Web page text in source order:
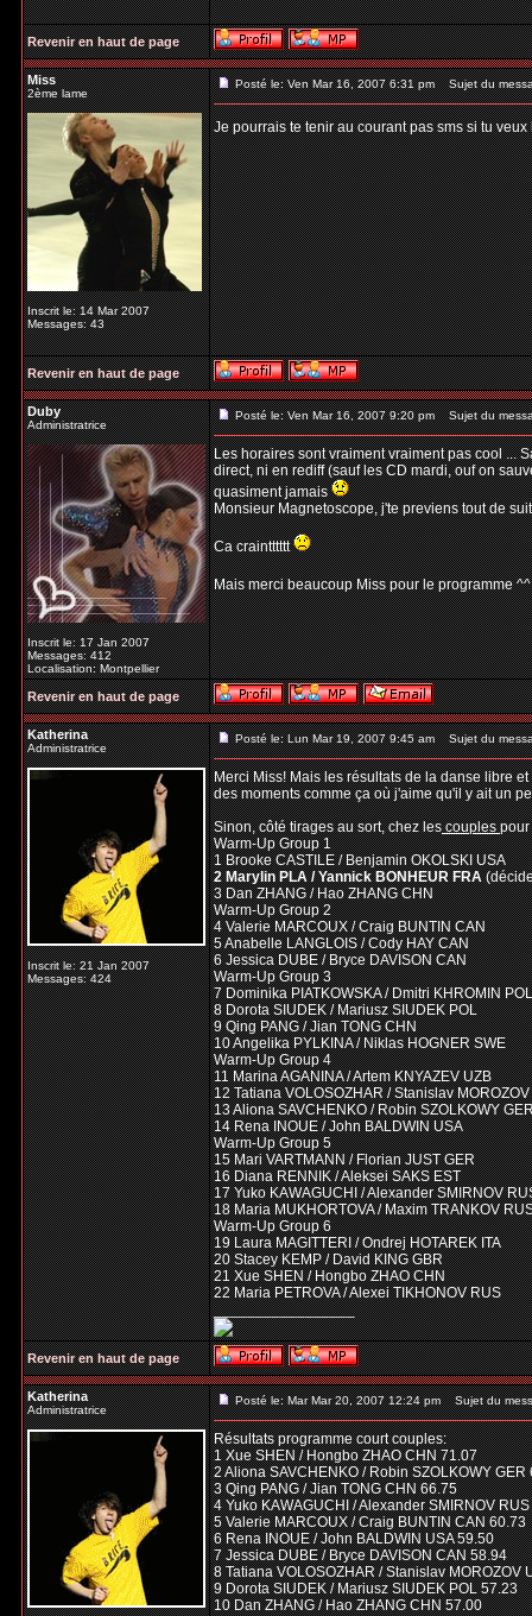
Revenir en haut de page
Miss
2ème lame
Inscrit le: 14 Mar 2007
Messages: 43
Posté le: Ven Mar 16, 2007 6:31 pm Sujet du
Je pourrais te tenir au courant pas sms si tu
Revenir en haut de page
Duby
Administratrice
Inscrit le: 17 Jan 2007
Messages: 412
Localisation: Montpellier
Posté le: Ven Mar 16, 2007 9:20 pm Sujet du
Les horaires sont vraiment vraiment pas cool ...
direct, ni en rediff (sauf les CD mardi, ouf on
quasiment jamais
Monsieur Magnetoscope, j'te previens tout de
Ca craintttttt
Mais merci beaucoup Miss pour le programme
Revenir en haut de page
Katherina
Administratrice
Inscrit le: 21 Jan 2007
Messages: 424
Posté le: Lun Mar 19, 2007 9:45 am Sujet du
Merci Miss! Mais les résultats de la danse libre
des moments comme ça où j'aime qu'il y ait un
Sinon, côté tirages au sort, chez lescouplespour
Warm-Up Group 1
1 Brooke CASTILE / Benjamin OKOLSKI USA
2 Marylin PLA / Yannick BONHEUR FRA
3 Dan ZHANG / Hao ZHANG CHN
Warm-Up Group 2
4 Valerie MARCOUX / Craig BUNTIN CAN
5 Anabelle LANGLOIS / Cody HAY CAN
6 Jessica DUBE / Bryce DAVISON CAN
Warm-Up Group 3
7 Dominika PIATKOWSKA / Dmitri KHROMIN POL
8 Dorota SIUDEK / Mariusz SIUDEK POL
9 Qing PANG / Jian TONG CHN
10 Angelika PYLKINA / Niklas HOGNER SWE
Warm-Up Group 4
11 Marina AGANINA / Artem KNYAZEV UZB
12 Tatiana VOLOSOZHAR / Stanislav
13 Aliona SAVCHENKO / Robin SZOLKOWY
14 Rena INOUE / John BALDWIN USA
Warm-Up Group 5
15 Mari VARTMANN / Florian JUST GER
16 Diana RENNIK / Aleksei SAKS EST
17 Yuko KAWAGUCHI / Alexander SMIRNOV
18 Maria MUKHORTOVA / Maxim TRANKOV
Warm-Up Group 6
19 Laura MAGITTERI / Ondrej HOTAREK ITA
20 Stacey KEMP / David KING GBR
21 Xue SHEN / Hongbo ZHAO CHN
22 Maria PETROVA / Alexei TIKHONOV RUS
_________________
Revenir en haut de page
Katherina
Administratrice
Posté le: Mar Mar 20, 2007 12:24 pm Sujet du
Résultats programme court couples:
1 Xue SHEN / Hongbo ZHAO CHN 71.07
2 Aliona SAVCHENKO / Robin SZOLKOWY GER
3 Qing PANG / Jian TONG CHN 66.75
4 Yuko KAWAGUCHI / Alexander SMIRNOV
5 Valerie MARCOUX / Craig BUNTIN CAN 60.73
6 Rena INOUE / John BALDWIN USA 59.50
7 Jessica DUBE / Bryce DAVISON CAN 58.94
8 Tatiana VOLOSOZHAR / Stanislav MOROZOV
9 Dorota SIUDEK / Mariusz SIUDEK POL 57.23
10 Dan ZHANG / Hao ZHANG CHN 57.00